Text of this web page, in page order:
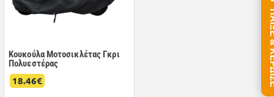
Κουκούλα Μοτοσικλέτας Γκρι
Πολυεστέρας
18.46€